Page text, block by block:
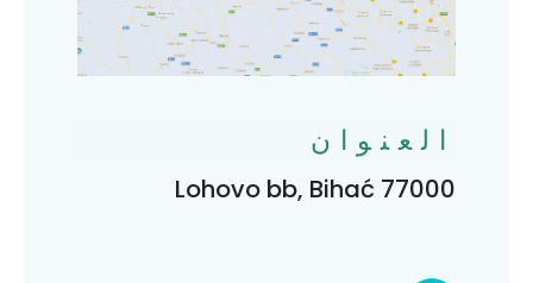
العنوان
Lohovo bb, Bihać 77000